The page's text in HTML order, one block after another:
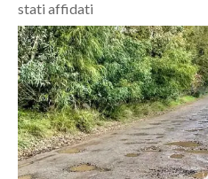
CRONACA
ITALIA
MONDO
POLITICA
ECONOMIA
stati affidati